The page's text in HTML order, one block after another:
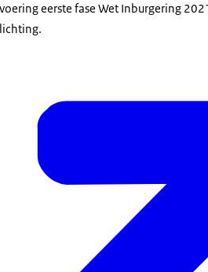
eerste fase Wet Inburgering